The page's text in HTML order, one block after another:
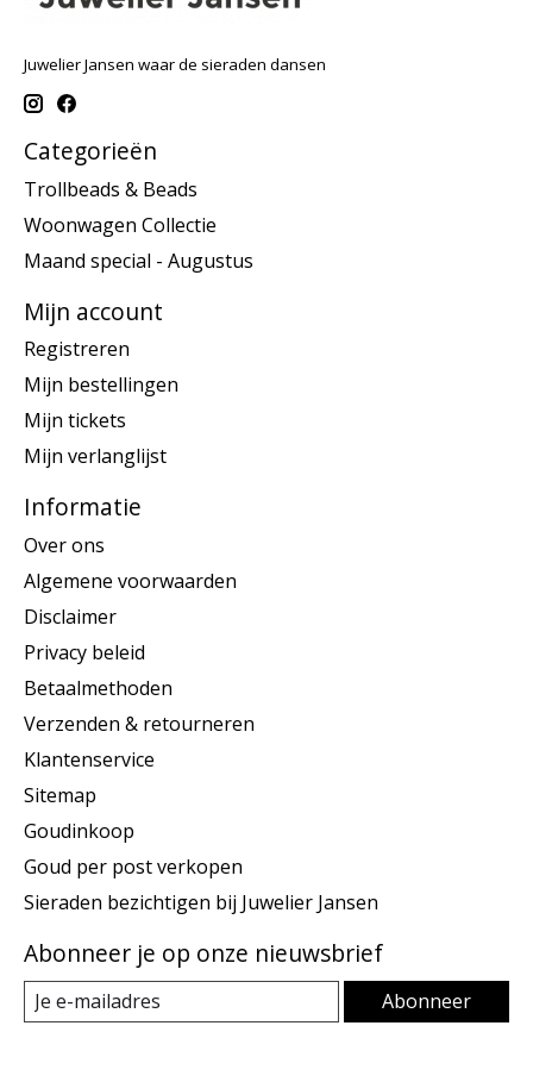
Juwelier Jansen waar de sieraden dansen
Categorieën
Trollbeads & Beads
Woonwagen Collectie
Maand special - Augustus
Mijn account
Registreren
Mijn bestellingen
Mijn tickets
Mijn verlanglijst
Informatie
Over ons
Algemene voorwaarden
Disclaimer
Privacy beleid
Betaalmethoden
Verzenden & retourneren
Klantenservice
Sitemap
Goudinkoop
Goud per post verkopen
Sieraden bezichtigen bij Juwelier Jansen
Abonneer je op onze nieuwsbrief
Abonneer